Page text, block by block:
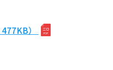
）